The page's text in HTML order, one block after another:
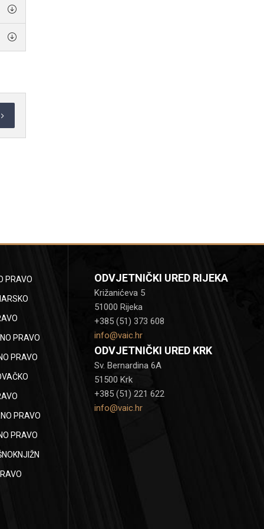
PRAVO
PRAVO
PRAVO
PRAVO
PRAVO
ODVJETNIČKI URED RIJEKA
Križanićeva 5
51000 Rijeka
+385 (51) 373 608
info@vaic.hr
ODVJETNIČKI URED KRK
Sv. Bernardina 6A
51500 Krk
+385 (51) 221 622
info@vaic.hr